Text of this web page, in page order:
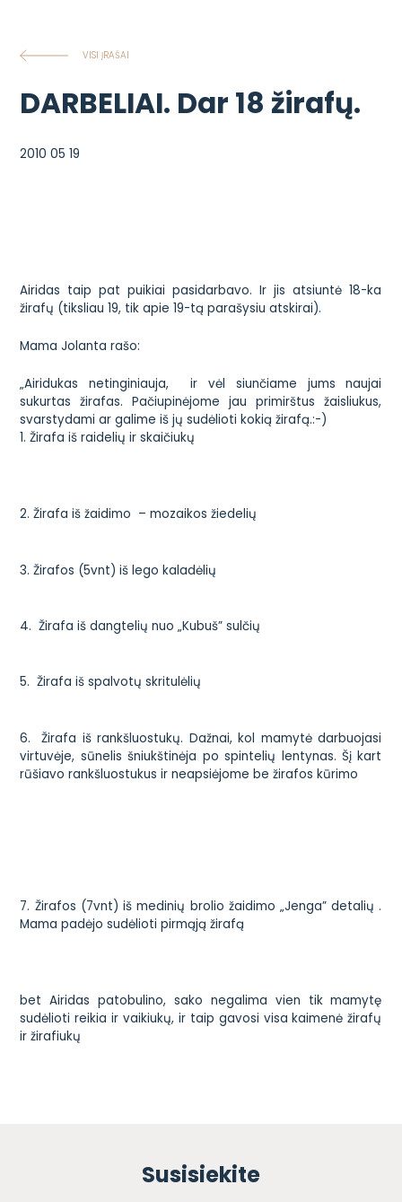
VISI ĮRAŠAI
DARBELIAI. Dar 18 žirafų.
2010 05 19
Airidas taip pat puikiai pasidarbavo. Ir jis atsiuntė 18-ka
žirafų (tiksliau 19, tik apie 19-tą parašysiu atskirai).
Mama Jolanta rašo:
„Airidukas netinginiauja, ir vėl siunčiame jums naujai
sukurtas žirafas. Pačiupinėjome jau primirštus žaisliukus,
svarstydami ar galime iš jų sudėlioti kokią žirafą.:-)
1.Žirafa iš raidelių ir skaičiukų
2.Žirafa iš žaidimo – mozaikos žiedelių
3.Žirafos (5vnt) iš lego kaladėlių
4.Žirafa iš dangtelių nuo „Kubuš” sulčių
5.Žirafa iš spalvotų skritulėlių
6.Žirafa iš rankšluostukų. Dažnai, kol mamytė darbuojasi
virtuvėje, sūnelis šniukštinėja po spintelių lentynas. Šį kart
rūšiavo rankšluostukus ir neapsiėjome be žirafos kūrimo
7. Žirafos (7vnt) iš medinių brolio žaidimo „Jenga” detalių .
Mama padėjo sudėlioti pirmąją žirafą
bet Airidas patobulino, sako negalima vien tik mamytę
sudėlioti reikia ir vaikiukų, ir taip gavosi visakaimenė žirafų
ir žirafiukų
Susisiekite